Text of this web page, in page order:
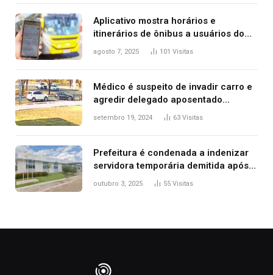
Aplicativo mostra horários e
itinerários de ônibus a usuários do
transporte público de Palmas; confira
agosto 7, 2025 101 Visitas
Médico é suspeito de invadir carro e
agredir delegado aposentado
durante confusão no trânsito
setembro 19, 2024 63 Visitas
Prefeitura é condenada a indenizar
servidora temporária demitida após
nascimento da filha
outubro 3, 2025 55 Visitas